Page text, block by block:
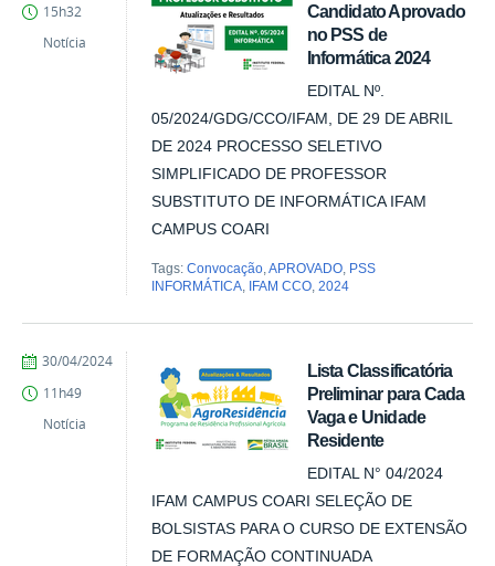
Candidato Aprovado
no PSS de
Informática 2024
EDITAL Nº.
05/2024/GDG/CCO/IFAM, DE 29 DE ABRIL
DE 2024 PROCESSO SELETIVO
SIMPLIFICADO DE PROFESSOR
SUBSTITUTO DE INFORMÁTICA IFAM
CAMPUS COARI
Tags:Convocação,APROVADO, PSS
INFORMÁTICA, IFAM CCO,2024
COARI15h32
Notícia
Lista Classificatória
Preliminar para Cada
Vaga e Unidade
Residente
EDITAL N° 04/2024
IFAM CAMPUS COARI SELEÇÃO DE
BOLSISTAS PARA O CURSO DE EXTENSÃO
DE FORMAÇÃO CONTINUADA
por
COARI
publicado
30/04/2024
11h49
Notícia